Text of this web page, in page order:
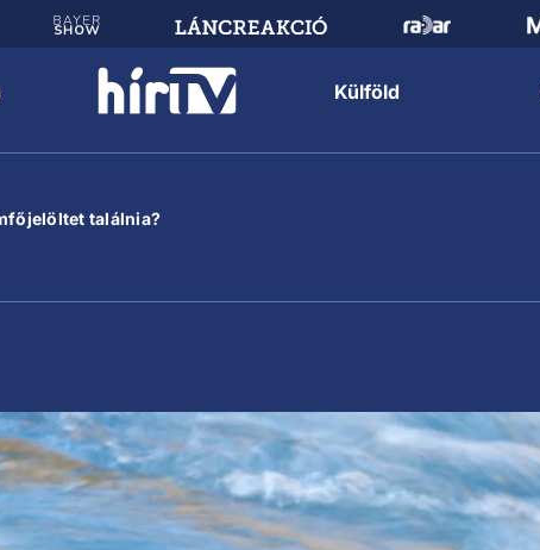
Külföld
találnia?